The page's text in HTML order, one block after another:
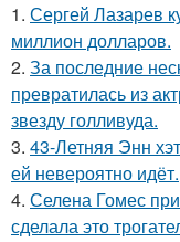
1. Сергей Лазарев
миллион долларов.
2. За последние
превратилась из
звезду голливуда.
3. 43-Летняя Энн
ей невероятно идёт.
4. Селена Гомес
сделала это